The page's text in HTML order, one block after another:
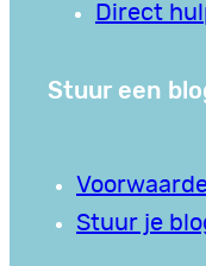
Direct
Stuur een
Stuur je